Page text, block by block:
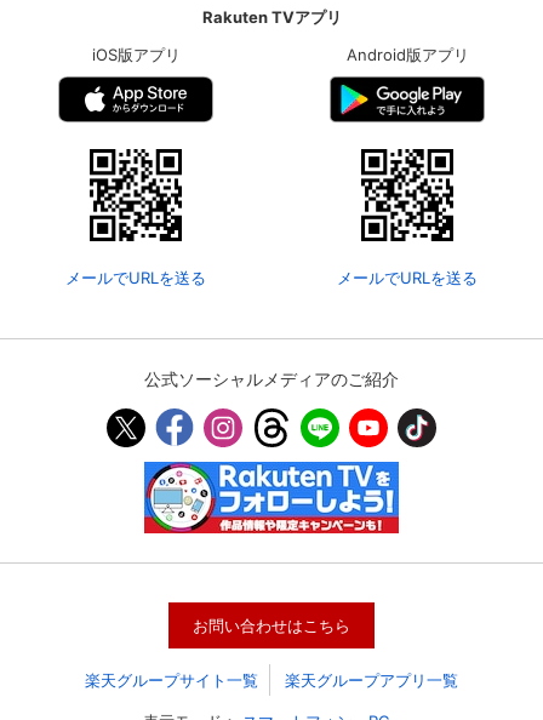
会員情報
ジットカード情報の変更が可能です。
Rakuten TVアプリ
iOS版アプリ
メールでURLを送る
Android版アプリ
メールでURLを送る
公式ソーシャルメディアのご紹介
お問い合わせはこちら
楽天グループサイト一覧 楽天グループアプリ一覧